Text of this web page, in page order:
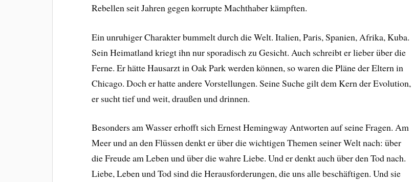
Rebellen seit Jahren gegen korrupte Machthaber kämpften.
Ein unruhiger Charakter bummelt durch die Welt. Italien, Paris, Spanien, Afrika, Kuba.
Sein Heimatland kriegt ihn nur sporadisch zu Gesicht. Auch schreibt er lieber über die
Ferne. Er hätte Hausarzt in Oak Park werden können, so waren die Pläne der Eltern in
Chicago. Doch er hatte andere Vorstellungen. Seine Suche gilt dem Kern der Evolution,
er sucht tief und weit, draußen und drinnen.
Besonders am Wasser erhofft sich Ernest Hemingway Antworten auf seine Fragen. Am
Meer und an den Flüssen denkt er über die wichtigen Themen seiner Welt nach: über
die Freude am Leben und über die wahre Liebe. Und er denkt auch über den Tod nach.
Liebe, Leben und Tod sind die Herausforderungen, die uns alle beschäftigen. Und sie